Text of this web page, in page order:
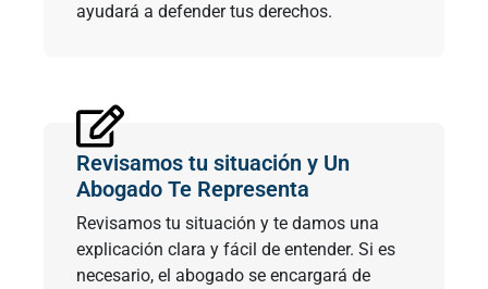
ayudará a defender tus derechos.
Revisamos tu situación y Un
Abogado Te Representa
Revisamos tu situación y te damos una
explicación clara y fácil de entender. Si es
necesario, el abogado se encargará de